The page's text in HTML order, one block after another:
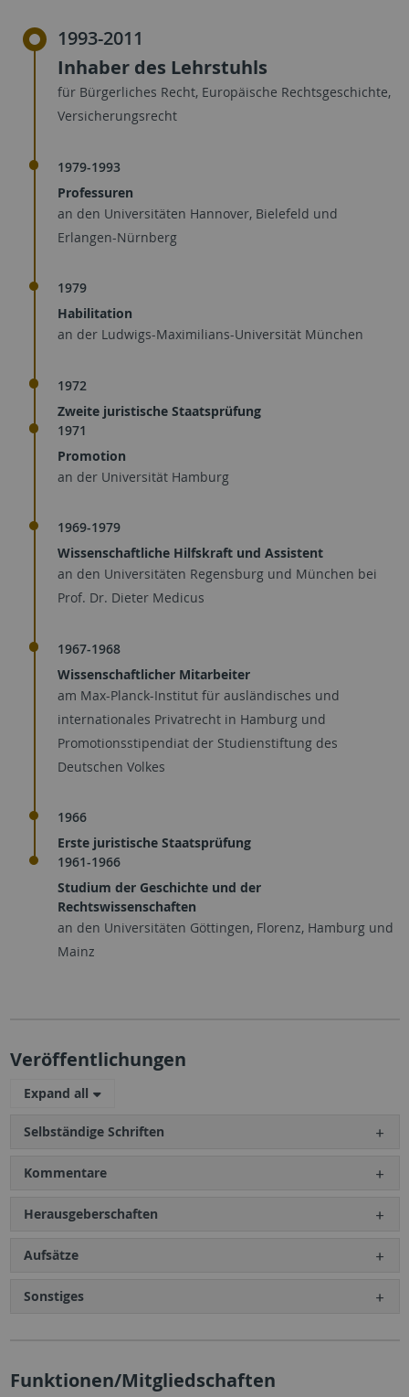
1993-2011
Inhaber des Lehrstuhls
für Bürgerliches Recht, Europäische Rechtsgeschichte,
Versicherungsrecht
1979-1993
Professuren
an den Universitäten Hannover, Bielefeld und
Erlangen-Nürnberg
1979
Habilitation
an der Ludwigs-Maximilians-Universität München
1972
Zweite juristische Staatsprüfung
1971
Promotion
an der Universität Hamburg
1969-1979
Wissenschaftliche Hilfskraft und Assistent
an den Universitäten Regensburg und München bei
Prof. Dr. Dieter Medicus
1967-1968
Wissenschaftlicher Mitarbeiter
am Max-Planck-Institut für ausländisches und
internationales Privatrecht in Hamburg und
Promotionsstipendiat der Studienstiftung des
Deutschen Volkes
1966
Erste juristische Staatsprüfung
1961-1966
Studium der Geschichte und der
Rechtswissenschaften
an den Universitäten Göttingen, Florenz, Hamburg und
Mainz
Veröffentlichungen
Expand all
Selbständige Schriften
Kommentare
Herausgeberschaften
Aufsätze
Sonstiges
Funktionen/Mitgliedschaften